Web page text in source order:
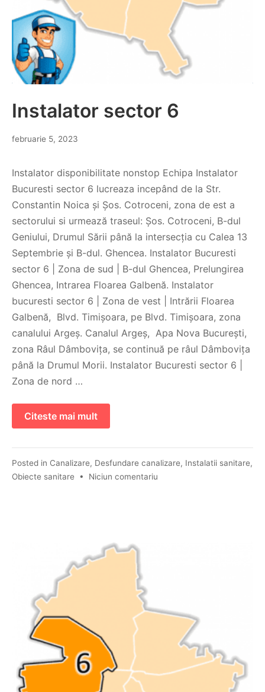
Instalator sector 6
februarie 5, 2023
Instalator disponibilitate nonstop Echipa Instalator
Bucuresti sector 6 lucreaza incepând de la Str.
Constantin Noica și Șos. Cotroceni, zona de est a
sectorului si urmează traseul: Șos. Cotroceni, B-dul
Geniului, Drumul Sării până la intersecția cu Calea 13
Septembrie și B-dul. Ghencea. Instalator Bucuresti
sector 6 | Zona de sud | B-dul Ghencea, Prelungirea
Ghencea, Intrarea Floarea Galbenă. Instalator
bucuresti sector 6 | Zona de vest | Intrării Floarea
Galbenă, Blvd. Timișoara, pe Blvd. Timișoara, zona
canalului Argeș. Canalul Argeș, Apa Nova București,
zona Râul Dâmbovița, se continuă pe râul Dâmbovița
până la Drumul Morii. Instalator Bucuresti sector 6 |
Zona de nord …
Citeste mai mult
Posted in Canalizare, Desfundare canalizare, Instalatii sanitare,
Obiecte sanitare • Niciun comentariu